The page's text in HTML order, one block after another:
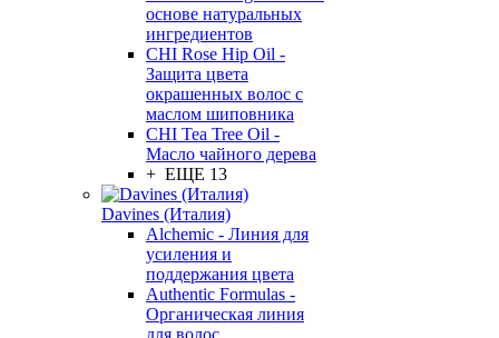
основе натуральных
ингредиентов
CHI Rose Hip Oil -
Защита цвета
окрашенных волос с
маслом шиповника
CHI Tea Tree Oil -
Масло чайного дерева
+ ЕЩЕ 13
Davines (Италия)
Alchemic - Линия для
усиления и
поддержания цвета
Authentic Formulas -
Органическая линия
для волос